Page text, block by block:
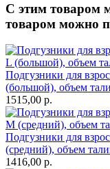
С этим товаром
товаром можно
Подгузники для
(большой), объем
1515,00 р.
Подгузники для
(средний), объем
1416,00 р.